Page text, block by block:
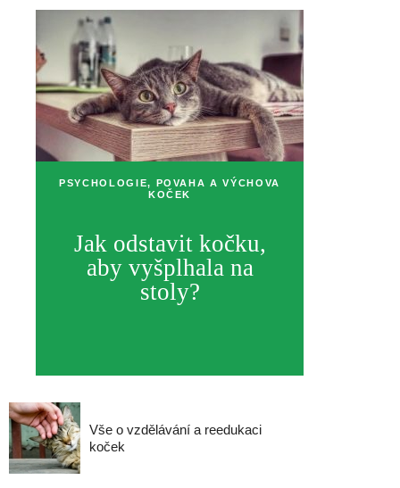
PSYCHOLOGIE, POVAHA A VÝCHOVA
KOČEK
Jak odstavit kočku,
aby vyšplhala na
stoly?
Vše o vzdělávání a reedukaci
koček